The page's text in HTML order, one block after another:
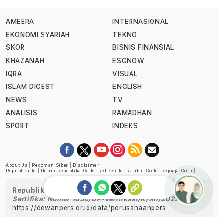
AMEERA
EKONOMI SYARIAH
SKOR
KHAZANAH
IQRA
ISLAM DIGEST
NEWS
ANALISIS
SPORT
INTERNASIONAL
TEKNO
BISNIS FINANSIAL
ESGNOW
VISUAL
ENGLISH
TV
RAMADHAN
INDEKS
About Us Pedoman Siber
Disclaimer
Republika.id
Ihram.republika.co.id Retizen.id Rejabar.co.id Rejogja.co.id
Republika telah diverifikasi oleh Dewan Pers
Sertifikat Nomor 1058/DP-Verifikasi/K/XII/2022
https://dewanpers.or.id/data/perusahaanpers